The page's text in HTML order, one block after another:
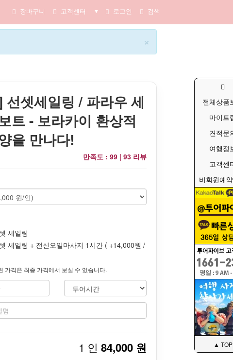
장바구니 고객센터 ▼ 로그인 검색
×
선셋세일링 / 파라우 세
트 - 보라카이 환상적
을 만나다!
만족도 : 99 | 93 리뷰
세일링
세일링 + 전신오일마사지 1시간 ( +14,000원 /
가격은 최종 가격에서 보실 수 있습니다.
1 인 84,000 원
전체상품
마이트
견적문
여행정
고객센
비회원예
▲ TOP